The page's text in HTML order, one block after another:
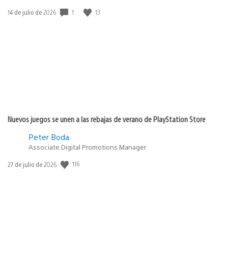
Fecha
14 de julio de 2026 1 13
Nuevos juegos se unen a las rebajas de verano de PlayStation Store
Peter Boda
Associate Digital Promotions Manager
Fecha
27 de julio de 2026 116